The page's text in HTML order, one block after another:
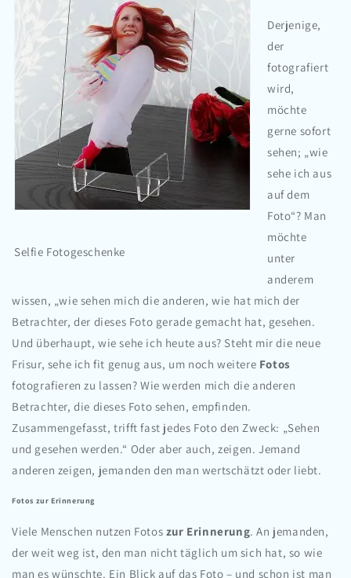
Selfie Fotogeschenke
Derjenige,
der
fotografiert
wird,
möchte
gerne sofort
sehen; „wie
sehe ich aus
auf dem
Foto“? Man
möchte
unter
anderem
wissen, „wie sehen mich die anderen, wie hat mich der
Betrachter, der dieses Foto gerade gemacht hat, gesehen.
Und überhaupt, wie sehe ich heute aus? Steht mir die neue
Frisur, sehe ich fit genug aus, um noch weitere Fotos
fotografieren zu lassen? Wie werden mich die anderen
Betrachter, die dieses Foto sehen, empfinden.
Zusammengefasst, trifft fast jedes Foto den Zweck: „Sehen
und gesehen werden.“ Oder aber auch, zeigen. Jemand
anderen zeigen, jemanden den man wertschätzt oder liebt.
Fotos zur Erinnerung
Viele Menschen nutzen Fotos zur Erinnerung. An jemanden,
der weit weg ist, den man nicht täglich um sich hat, so wie
man es wünschte. Ein Blick auf das Foto – und schon ist man